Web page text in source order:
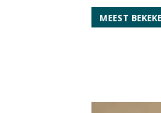
MEEST
luchthaven